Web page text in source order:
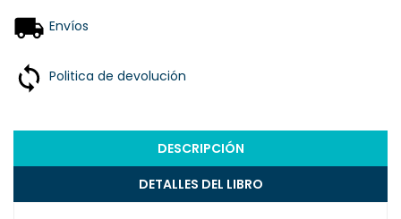
Envíos
Politica de devolución
DESCRIPCIÓN
DETALLES DEL LIBRO